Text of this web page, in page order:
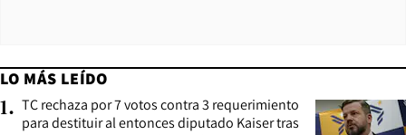
LO MÁS LEÍDO
1. TC rechaza por 7 votos contra 3 requerimiento
para destituir al entonces diputado Kaiser tras